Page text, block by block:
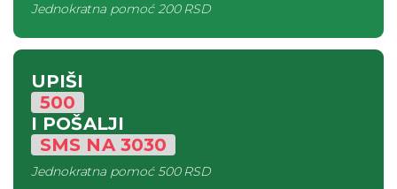
Jednokratna pomoć200 RSD
UPIŠI
500
I POŠALJI
SMS NA3030
Jednokratna pomoć500 RSD